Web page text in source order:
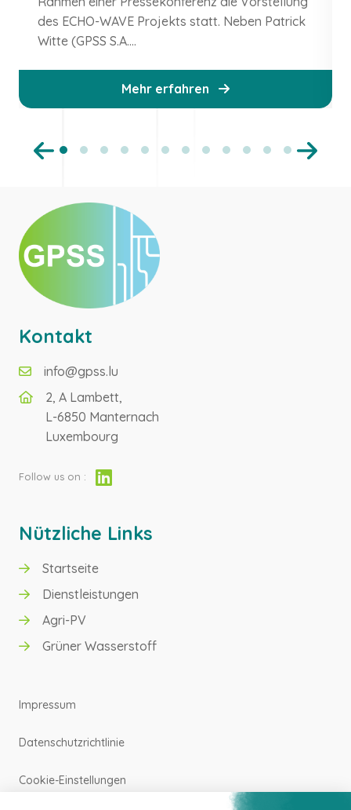
GRÜNER WASSERSTOFF
AGRI-PV
des ECHO-WAVE Projekts statt. Neben Patrick
Witte (GPSS S.A....
Mehr erfahren
Kontakt
info@gpss.lu
2, A Lambett,
L-6850 Manternach
Luxembourg
Follow us on :
Nützliche Links
Startseite
Dienstleistungen
Agri-PV
Grüner Wasserstoff
Impressum
Datenschutzrichtlinie
Cookie-Einstellungen